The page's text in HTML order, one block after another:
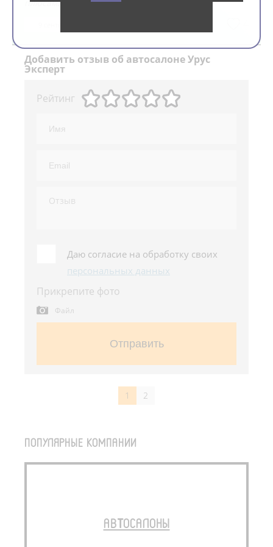
плюсами! Я довольна!
Добавить отзыв об автосалоне Урус
Эксперт
Рейтинг
Даю согласие на обработку своих
персональных данных
Прикрепите фото
Файл
Отправить
1 2
ПОПУЛЯРНЫЕ КОМПАНИИ
АВТОСАЛОНЫ